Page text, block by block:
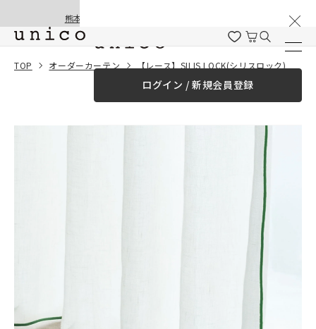
熊本地震の影響による配送遅延と停止について
ログイン / 新規会員登録
TOP オーダーカーテン 【レース】SILIS LOCK(シリスロック)
一緒に購入する
合計金額 ¥0（税込）